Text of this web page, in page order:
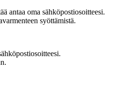
antaa oma sähköpostiosoitteesi.
syöttämistä.